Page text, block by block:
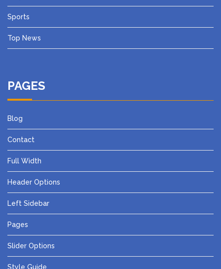
Sports
Top News
PAGES
Blog
Contact
Full Width
Header Options
Left Sidebar
Pages
Slider Options
Style Guide